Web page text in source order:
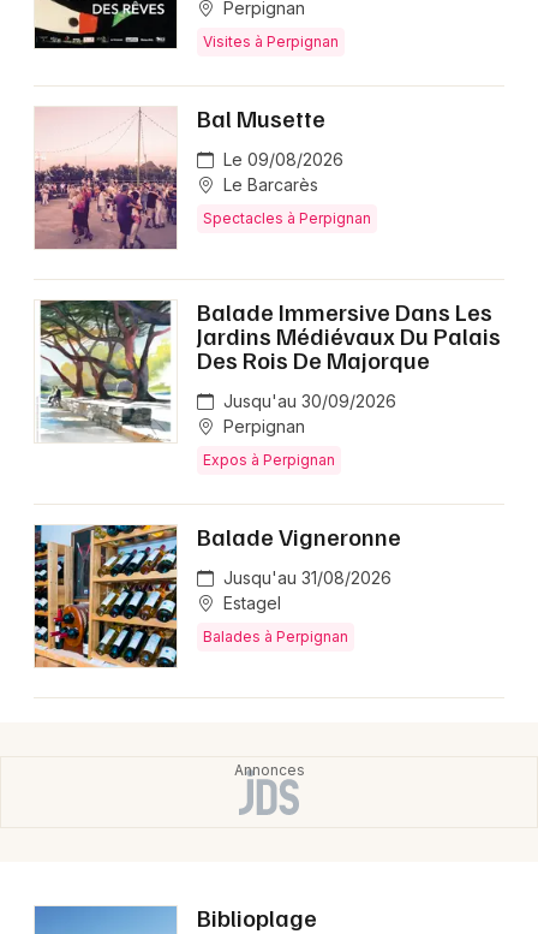
Perpignan
Visites à Perpignan
Bal Musette
Le 09/08/2026
Le Barcarès
Spectacles à Perpignan
Balade Immersive Dans Les
Jardins Médiévaux Du Palais
Des Rois De Majorque
Jusqu'au 30/09/2026
Perpignan
Expos à Perpignan
Balade Vigneronne
Jusqu'au 31/08/2026
Estagel
Balades à Perpignan
Biblioplage